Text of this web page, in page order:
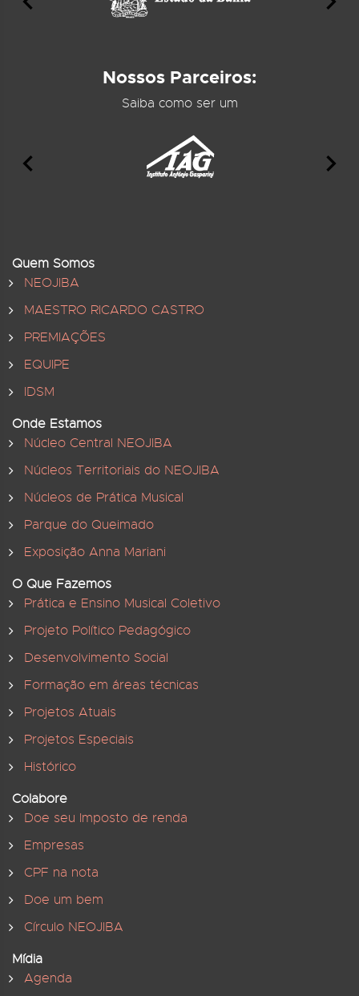
Nossos Parceiros:
Saiba como ser um
Quem Somos
NEOJIBA
MAESTRO RICARDO CASTRO
PREMIAÇÕES
EQUIPE
IDSM
Onde Estamos
Núcleo Central NEOJIBA
Núcleos Territoriais do NEOJIBA
Núcleos de Prática Musical
Parque do Queimado
Exposição Anna Mariani
O Que Fazemos
Prática e Ensino Musical Coletivo
Projeto Político Pedagógico
Desenvolvimento Social
Formação em áreas técnicas
Projetos Atuais
Projetos Especiais
Histórico
Colabore
Doe seu Imposto de renda
Empresas
CPF na nota
Doe um bem
Círculo NEOJIBA
Mídia
Agenda